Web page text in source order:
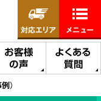
お客様
の声
よくある
質問
対応エリア メニュー
）